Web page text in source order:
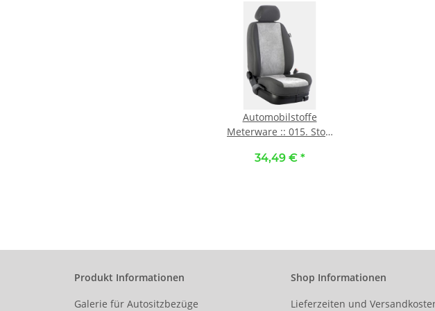
Automobilstoffe
Meterware :: 015. Stoff
anthrazit
34,49 € *
Produkt Informationen
Galerie für Autositzbezüge
Shop Informationen
Lieferzeiten und